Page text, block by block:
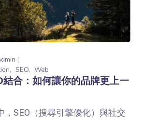
SEO Web
結合：如何讓你的品牌更上一
，SEO（搜尋引擎優化）與社交